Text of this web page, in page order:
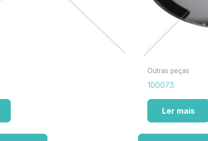
Outras peças
100073
Ler mais